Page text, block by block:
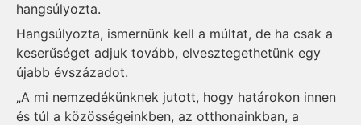
hangsúlyozta.
Hangsúlyozta, ismernünk kell a múltat, de ha csak a
keserűséget adjuk tovább, elvesztegethetünk egy
újabb évszázadot.
„A mi nemzedékünknek jutott, hogy határokon innen
és túl a közösségeinkben, az otthonainkban, a